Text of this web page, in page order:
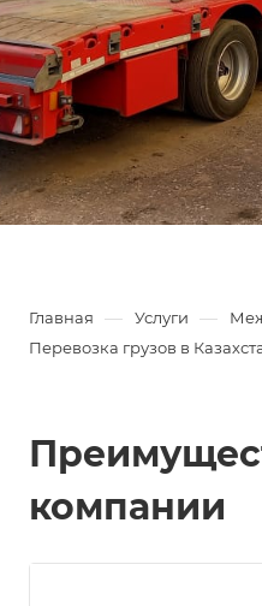
Главная — Услуги —
Перевозка грузов в
компании